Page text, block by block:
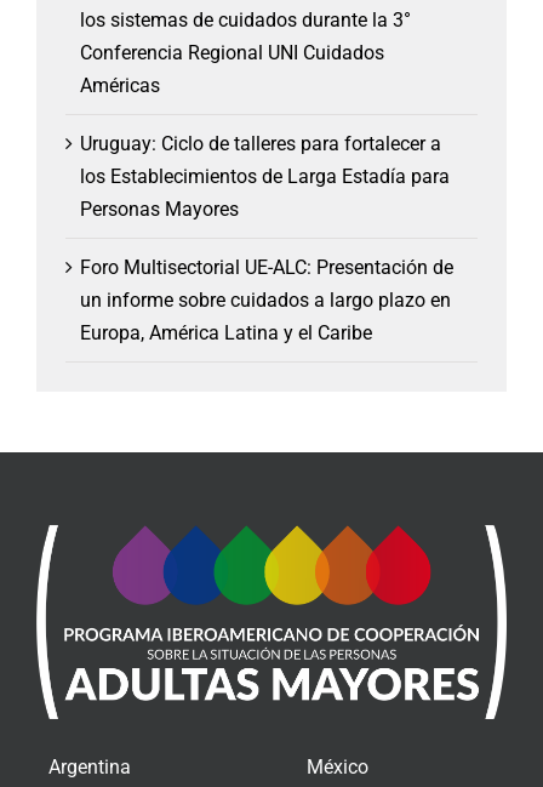
los sistemas de cuidados durante la 3°
Conferencia Regional UNI Cuidados
Américas
Uruguay: Ciclo de talleres para fortalecer a
los Establecimientos de Larga Estadía para
Personas Mayores
Foro Multisectorial UE-ALC: Presentación de
un informe sobre cuidados a largo plazo en
Europa, América Latina y el Caribe
Argentina
México